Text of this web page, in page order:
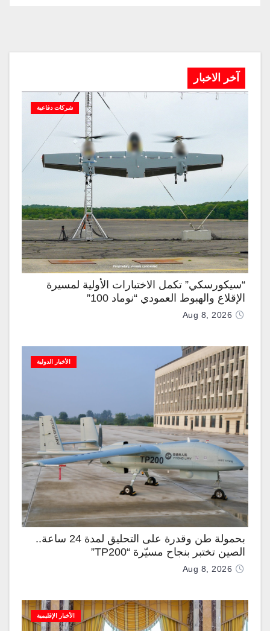
آخر الاخبار
شركات دفاعية
“سيكورسكي” تكمل الاختبارات الأولية لمسيرة
الإقلاع والهبوط العمودي “نوماد 100”
Aug 8, 2026
الأخبار الدولية
بحمولة طن وقدرة على التحليق لمدة 24 ساعة..
الصين تختبر بنجاح مسيّرة “TP200”
Aug 8, 2026
الأخبار الإقليمية